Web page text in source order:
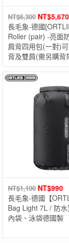
NT$6,300 NT$5,670
長毛象-德國
Roller (pair) -亮面防水馬鞍袋-
肩背四用包(一對)
背及雙肩(需另購背
NT$1,100 NT$990
長毛象-德國【
Bag Light 7L / 防水
內袋、泳袋德國製